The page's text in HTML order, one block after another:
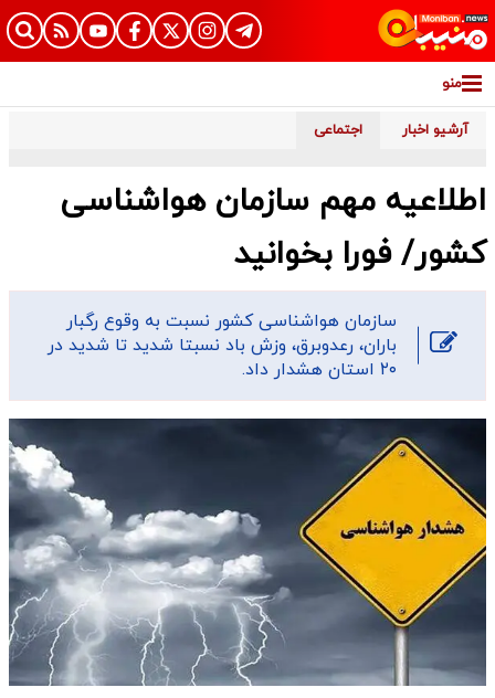
منو
آرشیو اخبار اجتماعی
اطلاعیه مهم سازمان هواشناسی
کشور/ فورا بخوانید
​سازمان هواشناسی کشور نسبت به وقوع رگبار
باران، رعدوبرق، وزش باد نسبتا شدید تا شدید در
۲۰ استان هشدار داد.